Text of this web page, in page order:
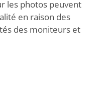
les photos peuvent
en raison des
des moniteurs et